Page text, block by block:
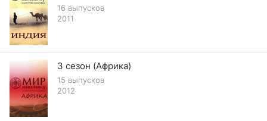
16 выпусков
2011
3 сезон (Африка)
15 выпусков
2012